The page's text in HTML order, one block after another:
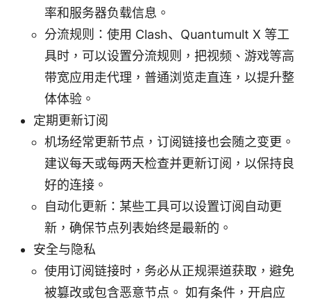
率和服务器负载信息。
分流规则：使用 Clash、Quantumult X 等工
具时，可以设置分流规则，把视频、游戏等高
带宽应用走代理，普通浏览走直连，以提升整
体体验。
定期更新订阅
机场经常更新节点，订阅链接也会随之变更。
建议每天或每两天检查并更新订阅，以保持良
好的连接。
自动化更新：某些工具可以设置订阅自动更
新，确保节点列表始终是最新的。
安全与隐私
使用订阅链接时，务必从正规渠道获取，避免
被篡改或包含恶意节点。 如有条件，开启应